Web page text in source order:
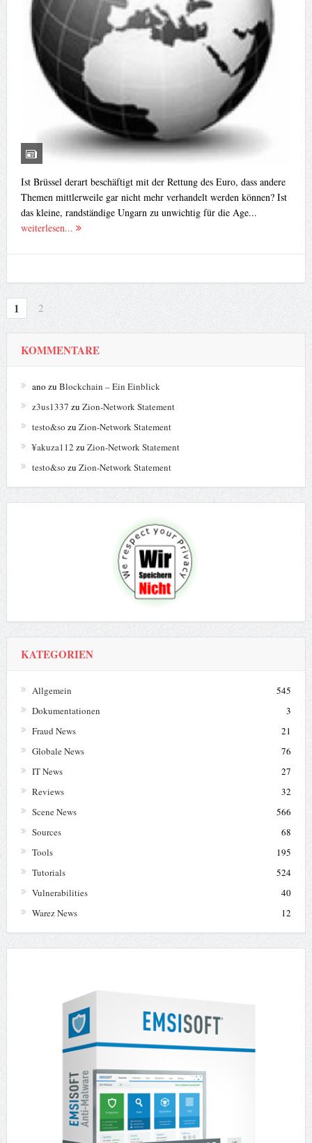
Ist Brüssel derart beschäftigt mit der Rettung des Euro, dass andere
Themen mittlerweile gar nicht mehr verhandelt werden können? Ist
das kleine, randständige Ungarn zu unwichtig für die Age...
weiterlesen...
1 2
KOMMENTARE
ano zu Blockchain – Ein Einblick
z3us1337 zu Zion-Network Statement
testo&so zu Zion-Network Statement
¥akuza112 zu Zion-Network Statement
testo&so zu Zion-Network Statement
KATEGORIEN
Allgemein
545
Dokumentationen
3
Fraud News
21
Globale News
76
IT News
27
Reviews
32
Scene News
566
Sources
68
Tools
195
Tutorials
524
Vulnerabilities
40
Warez News
12